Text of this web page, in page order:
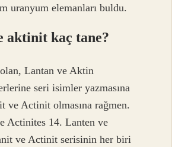
uranyum elemanları buldu.
aktinit kaç tane?
Lantan ve Aktin
seri isimler yazmasına
ve Actinit olmasına rağmen.
Actinites 14. Lanten ve
ve Actinit serisinin her biri